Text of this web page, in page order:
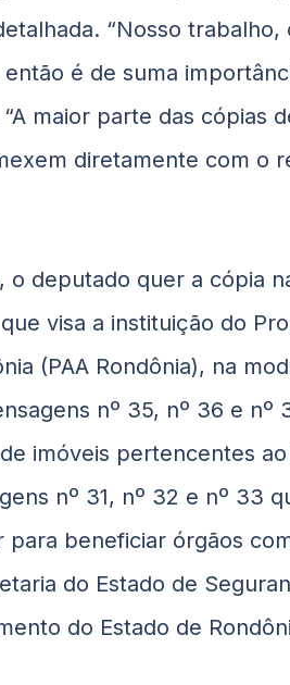
“Nosso
é de suma
maior parte das cópias
diretamente com o
o deputado quer a cópia
visa a instituição do
(PAA Rondônia), na
nº 35, nº 36 e nº
imóveis pertencentes
nº 31, nº 32 e nº 33
beneficiar órgãos
do Estado de
do Estado de